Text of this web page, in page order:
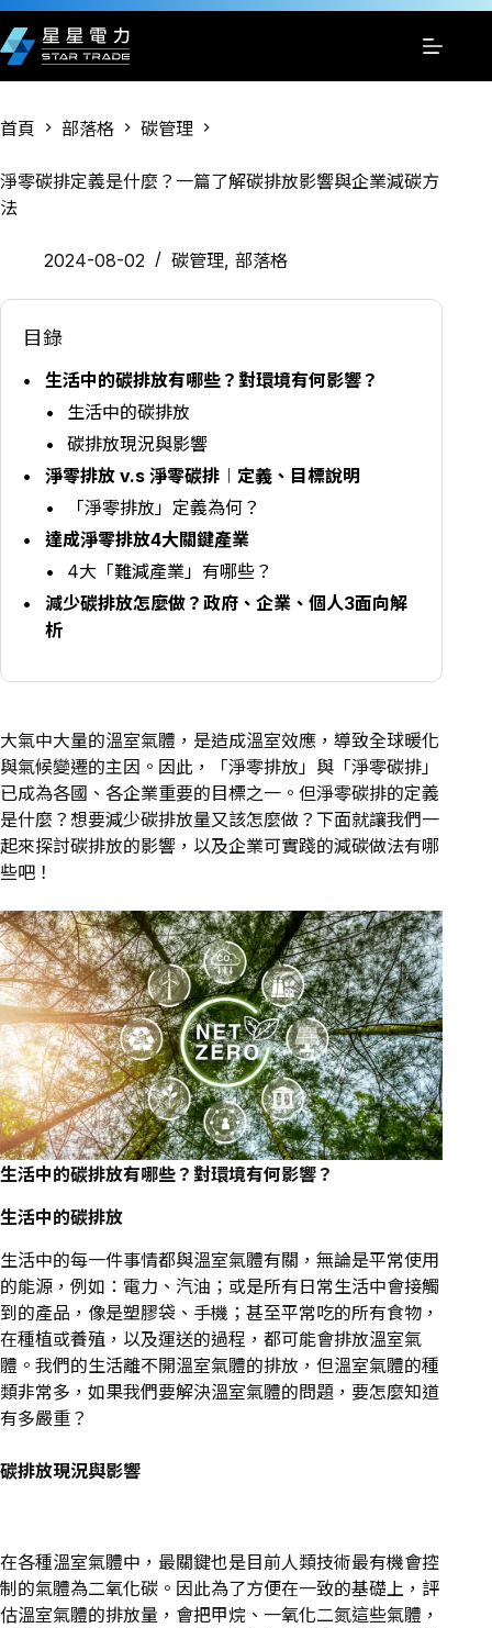
跳
至
主
內
首頁 部落格 碳管理
淨零碳排定義是什麼？一篇了解碳排放影響與企業減碳方
法
2024-08-02 碳管理, 部落格
目錄
生活中的碳排放有哪些？對環境有何影響？
生活中的碳排放
碳排放現況與影響
淨零排放 v.s 淨零碳排︱定義、目標說明
「淨零排放」定義為何？
達成淨零排放4大關鍵產業
4大「難減產業」有哪些？
減少碳排放怎麼做？政府、企業、個人3面向解
析
大氣中大量的溫室氣體，是造成溫室效應，導致全球暖化
與氣候變遷的主因。因此，「淨零排放」與「淨零碳排」
已成為各國、各企業重要的目標之一。但淨零碳排的定義
是什麼？想要減少碳排放量又該怎麼做？下面就讓我們一
起來探討碳排放的影響，以及企業可實踐的減碳做法有哪
些吧！
生活中的碳排放有哪些？對環境有何影響？
生活中的碳排放
生活中的每一件事情都與溫室氣體有關，無論是平常使用
的能源，例如：電力、汽油；或是所有日常生活中會接觸
到的產品，像是塑膠袋、手機；甚至平常吃的所有食物，
在種植或養殖，以及運送的過程，都可能會排放溫室氣
體。我們的生活離不開溫室氣體的排放，但溫室氣體的種
類非常多，如果我們要解決溫室氣體的問題，要怎麼知道
有多嚴重？
碳排放現況與影響
在各種溫室氣體中，最關鍵也是目前人類技術最有機會控
制的氣體為二氧化碳。因此為了方便在一致的基礎上，評
估溫室氣體的排放量，會把甲烷、一氧化二氮這些氣體，